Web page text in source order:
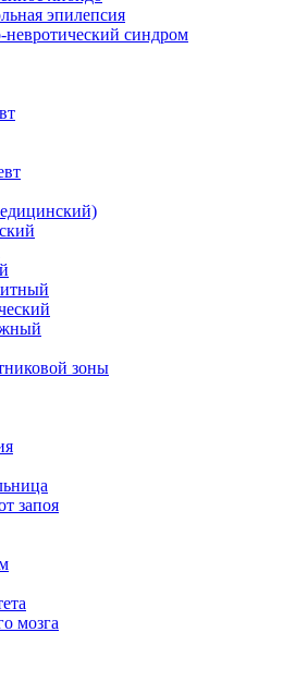
эпилепсия
невротический синдром
зоны
запоя
мозга